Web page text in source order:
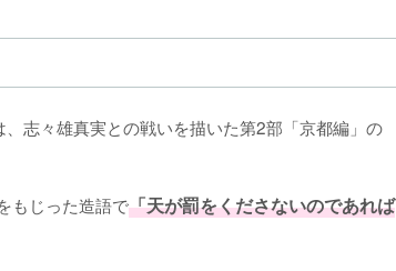
志々雄真実との戦いを描いた第2部「京都編」の
もじった造語で「天が罰をくださないのであれば